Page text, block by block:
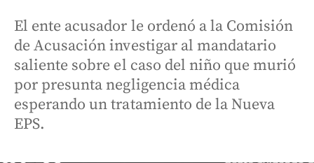
El ente acusador le ordenó a la Comisión
de Acusación investigar al mandatario
saliente sobre el caso del niño que murió
por presunta negligencia médica
esperando un tratamiento de la Nueva
EPS.